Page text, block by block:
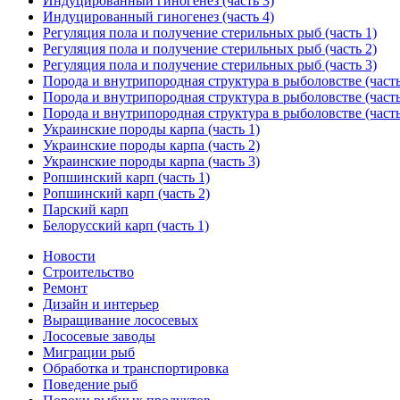
Индуцированный гиногенез (часть 4)
Регуляция пола и получение стерильных рыб (часть 1)
Регуляция пола и получение стерильных рыб (часть 2)
Регуляция пола и получение стерильных рыб (часть 3)
Порода и внутрипородная структура в рыболовстве
Порода и внутрипородная структура в рыболовстве
Порода и внутрипородная структура в рыболовстве
Украинские породы карпа (часть 1)
Украинские породы карпа (часть 2)
Украинские породы карпа (часть 3)
Ропшинский карп (часть 1)
Ропшинский карп (часть 2)
Парский карп
Белорусский карп (часть 1)
Новости
Строительство
Ремонт
Дизайн и интерьер
Выращивание лососевых
Лососевые заводы
Миграции рыб
Обработка и транспортировка
Поведение рыб